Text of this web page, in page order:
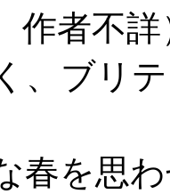
者不詳
、ブリ
春を思